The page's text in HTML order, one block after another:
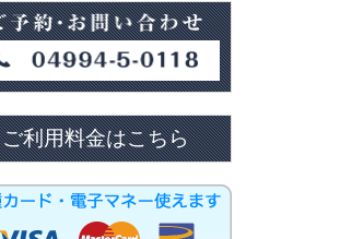
ご利用料金はこちら